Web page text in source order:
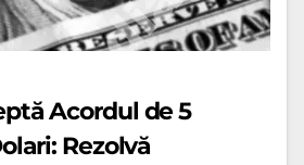
Acordul de 5
Rezolvă